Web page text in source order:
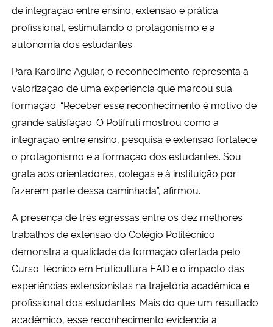
de integração entre ensino, extensão e prática
profissional, estimulando o protagonismo e a
autonomia dos estudantes.
Para Karoline Aguiar, o reconhecimento representa a
valorização de uma experiência que marcou sua
formação. “Receber esse reconhecimento é motivo de
grande satisfação. O Polifruti mostrou como a
integração entre ensino, pesquisa e extensão fortalece
o protagonismo e a formação dos estudantes. Sou
grata aos orientadores, colegas e à instituição por
fazerem parte dessa caminhada”, afirmou.
A presença de três egressas entre os dez melhores
trabalhos de extensão do Colégio Politécnico
demonstra a qualidade da formação ofertada pelo
Curso Técnico em Fruticultura EAD e o impacto das
experiências extensionistas na trajetória acadêmica e
profissional dos estudantes. Mais do que um resultado
acadêmico, esse reconhecimento evidencia a